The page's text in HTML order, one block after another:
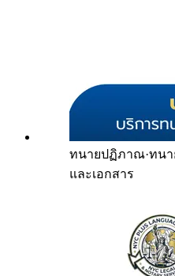
ทนายปฏิภาณ·ทนา
และเอกสาร